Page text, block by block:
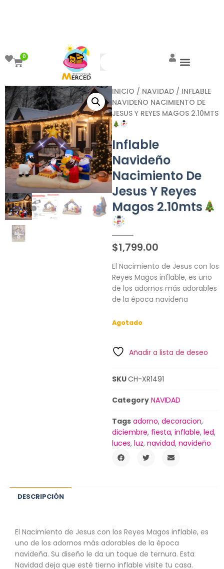
0
INICIO / NAVIDAD / INFLABLE
NAVIDEÑO NACIMIENTO DE
JESUS Y REYES MAGOS 2.10MTS
Inflable
Navideño
Nacimiento De
Jesus Y Reyes
Magos 2.10mts
$1,799.00
El Nacimiento de Jesus con los
Reyes Magos inflable, es uno
de los adornos más adorables
de la época navideña
Agotado
Añadir a lista de deseo
SKUCH-XR1491
Category NAVIDAD
Tags adorno, decoracion,
diciembre, fiesta, inflable, led,
luces, luz, navidad, navideño
DESCRIPCIÓN
El Nacimiento de Jesus con los Reyes Magos inflable, es
uno de los adornos más adorables de la época
navideña. Su diseño le da un toque de ternura. Esta
Navidad deja que esté tierno inflable visite tu casa.